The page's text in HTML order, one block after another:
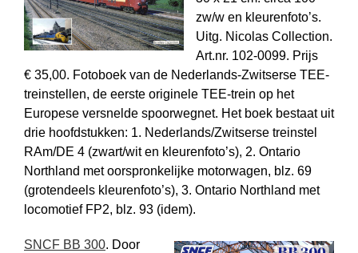
zw/w en kleuren­foto’s.
Uitg. Nicolas Collection.
Art.nr. 102-0099. Prijs
€ 35,00. Fotoboek van de Nederlands-Zwitserse TEE-
treinstellen, de eerste originele TEE-trein op het
Europese versnelde spoorwegnet. Het boek bestaat uit
drie hoofdstukken: 1. Nederlands/Zwitserse treinstel
RAm/DE 4 (zwart/wit en kleurenfoto’s), 2. Ontario
Northland met oorspronkelijke motorwagen, blz. 69
(grotendeels kleurenfoto’s), 3. Ontario Northland met
locomotief FP2, blz. 93 (idem).
SNCF BB 300. Door